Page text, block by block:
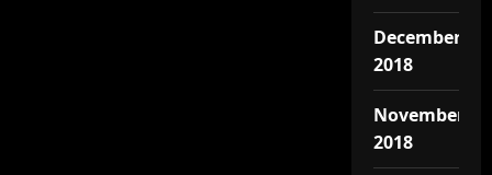
December
2018
November
2018